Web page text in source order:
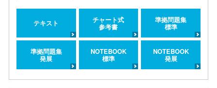
テキスト チャート式
参考書
準拠問題集
標準
準拠問題集
発展
NOTEBOOK
標準
NOTEBOOK
発展